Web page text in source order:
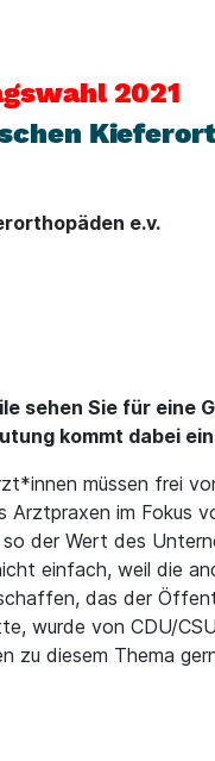
2021
e.v.
sehen Sie für
kommt dabei
müssen frei
Arztpraxen im Fokus
der Wert des
einfach, weil die
das der
wurde von CDU/
zu diesem Thema